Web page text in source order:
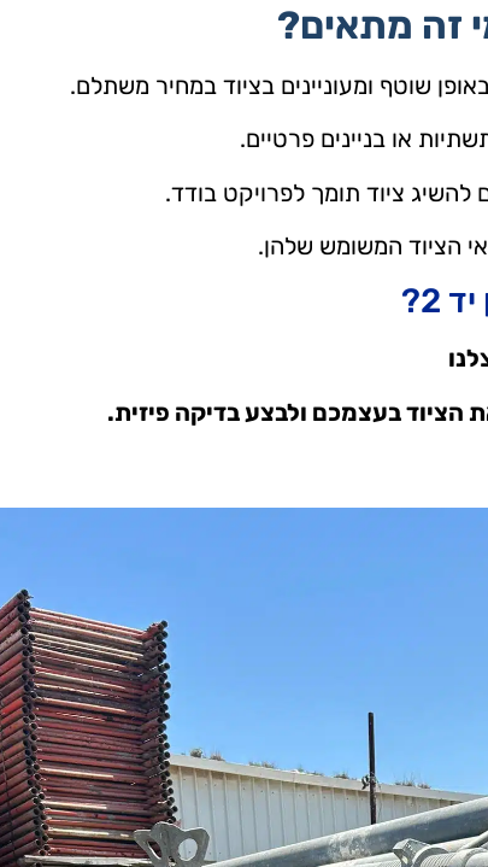
זה מתאים?
שוטף ומעוניינים בציוד במחיר משתלם.
או בניינים פרטיים.
להשיג ציוד תומך לפרויקט בודד.
הציוד המשומש שלהן.
2?
בעצמכם ולבצע בדיקה פיזית.